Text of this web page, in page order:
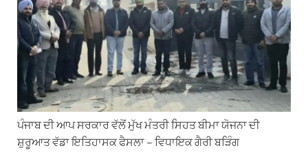
s
A
p
p
g
r
b
o
o
k
e
d
I
n
l
ਪੰਜਾਬ ਦੀ ਆਪ ਸਰਕਾਰ ਵੱਲੋਂ ਮੁੱਖ ਮੰਤਰੀ ਸਿਹਤ ਬੀਮਾ ਯੋਜਨਾ ਦੀ
ਸ਼ੁਰੂਆਤ ਵੱਡਾ ਇਤਿਹਾਸਕ ਫੈਸਲਾ – ਵਿਧਾਇਕ ਗੈਰੀ ਬੜਿੰਗ